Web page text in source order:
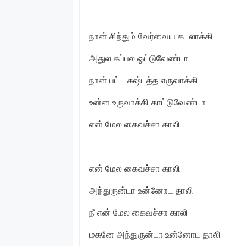
நான் சிந்தும் வேர்வைய கடலாக்கி
அதுல கப்பல ஓட்டுவேண்டா
நான் பட்ட கஷ்டத்த எருவாக்கி
உன்ன உருவாக்கி காட்டுவேண்டா
என் மேல கைவச்சா காலி
என் மேல கைவச்சா காலி
அந்துருன்டா உன்னோட தாலி
நீ என் மேல கைவச்சா காலி
மகனே அந்துருன்டா உன்னோட தாலி